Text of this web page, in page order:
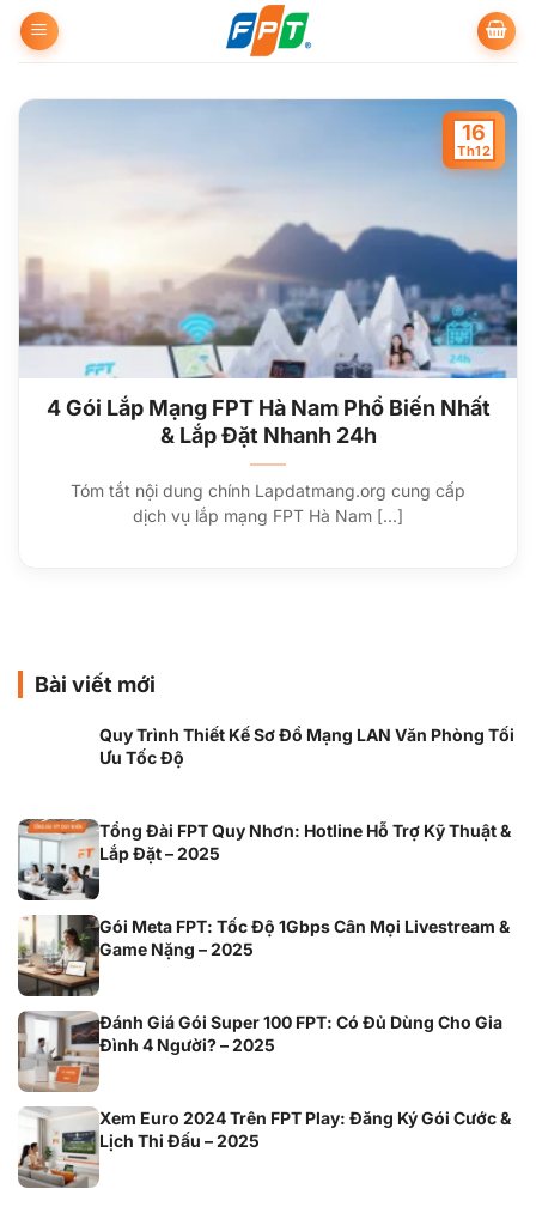
qua
dung
4 Gói Lắp Mạng FPT Hà Nam Phổ Biến Nhất
& Lắp Đặt Nhanh 24h
Tóm tắt nội dung chính Lapdatmang.org cung cấp
dịch vụ lắp mạng FPT Hà Nam [...]
16
Th12
Bài viết mới
Quy Trình Thiết Kế Sơ Đồ Mạng LAN Văn Phòng Tối
Ưu Tốc Độ
Tổng Đài FPT Quy Nhơn: Hotline Hỗ Trợ Kỹ Thuật &
Lắp Đặt – 2025
Gói Meta FPT: Tốc Độ 1Gbps Cân Mọi Livestream &
Game Nặng – 2025
Đánh Giá Gói Super 100 FPT: Có Đủ Dùng Cho Gia
Đình 4 Người? – 2025
Xem Euro 2024 Trên FPT Play: Đăng Ký Gói Cước &
Lịch Thi Đấu – 2025